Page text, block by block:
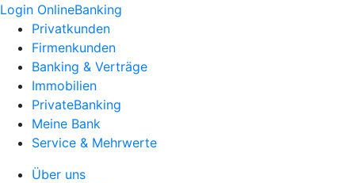
Login OnlineBanking
Privatkunden
Firmenkunden
Banking & Verträge
Immobilien
PrivateBanking
Meine Bank
Service & Mehrwerte
Über uns